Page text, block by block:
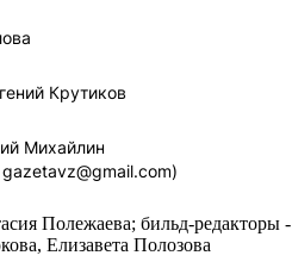
Крутиков
Михайлин
Полежаева; бильд-редакторы -
Елизавета Полозова